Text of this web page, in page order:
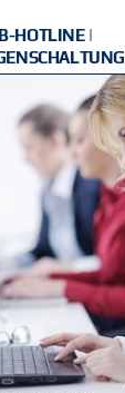
HOTLINE |